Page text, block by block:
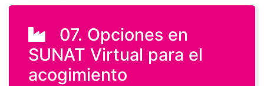
07. Opciones en
SUNAT Virtual para el
acogimiento